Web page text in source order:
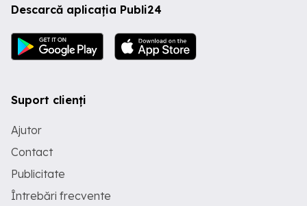
Descarcă aplicația Publi24
Suport clienți
Ajutor
Contact
Publicitate
Întrebări frecvente